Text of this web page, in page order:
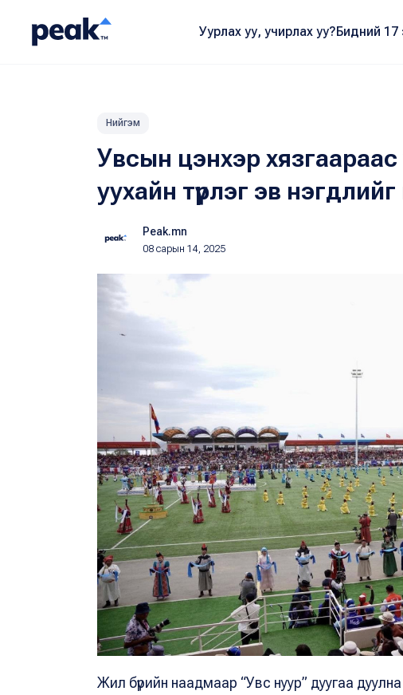
Уурлах уу, учирлах уу?Бидний 17
Нийгэм
Увсын цэнхэр
уухайн түрлэг эв
Peak.mn
08 сарын 14, 2025
Жил бүрийн наадмаар “Увс нуур” дуугаа